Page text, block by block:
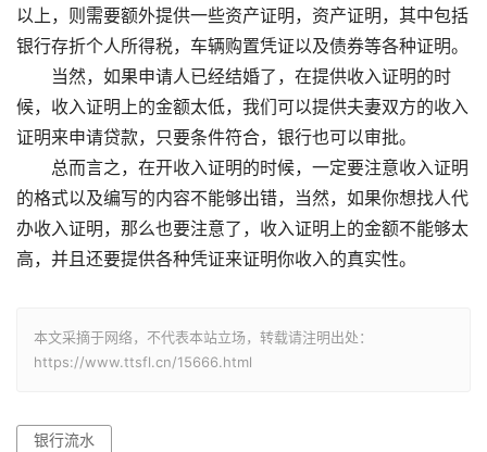
以上，则需要额外提供一些资产证明，资产证明，其中包括
银行存折个人所得税，车辆购置凭证以及债券等各种证明。
当然，如果申请人已经结婚了，在提供收入证明的时
候，收入证明上的金额太低，我们可以提供夫妻双方的收入
证明来申请贷款，只要条件符合，银行也可以审批。
总而言之，在开收入证明的时候，一定要注意收入证明
的格式以及编写的内容不能够出错，当然，如果你想找人代
办收入证明，那么也要注意了，收入证明上的金额不能够太
高，并且还要提供各种凭证来证明你收入的真实性。
本文采摘于网络，不代表本站立场，转载请注明出处：
https://www.ttsfl.cn/15666.html
银行流水